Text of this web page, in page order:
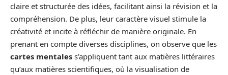
claire et structurée des idées, facilitant ainsi la révision et la
compréhension. De plus, leur caractère visuel stimule la
créativité et incite à réfléchir de manière originale. En
prenant en compte diverses disciplines, on observe que les
cartes mentales s’appliquent tant aux matières littéraires
qu’aux matières scientifiques, où la visualisation de